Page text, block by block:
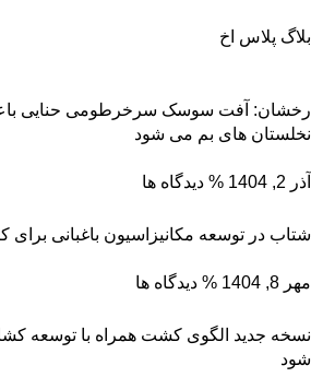
بلاگ پلاس اخ
رخشان: آفت سوسک سرخرطومی حنایی
نخلستان های بم می شود
آذر 2, 1404 % دیدگاه ها
شتاب در توسعه مکانیزاسیون باغبانی
مهر 8, 1404 % دیدگاه ها
نسخه جدید الگوی کشت همراه با توسعه
شود